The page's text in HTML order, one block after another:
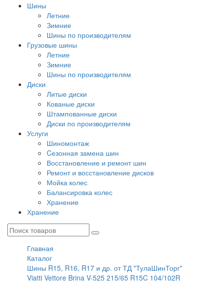
Шины
Летние
Зимние
Шины по производителям
Грузовые шины
Летние
Зимние
Шины по производителям
Диски
Литые диски
Кованые диски
Штампованные диски
Диски по производителям
Услуги
Шиномонтаж
Cезонная замена шин
Восстановление и ремонт шин
Ремонт и восстановление дисков
Мойка колес
Балансировка колес
Хранение
Хранение
Главная
Каталог
Шины R15, R16, R17 и др. от ТД "ТулаШинТорг"
Viatti Vettore Brina V-525 215/65 R15C 104/102R